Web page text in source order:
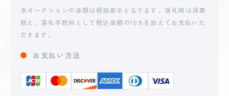
本オークションの金額は税抜表示となります。落札時は消費
税と、落札手数料として税込金額の10%を加えてお支払いた
だきます。
お支払い方法